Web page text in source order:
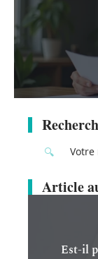
Article
Est-il